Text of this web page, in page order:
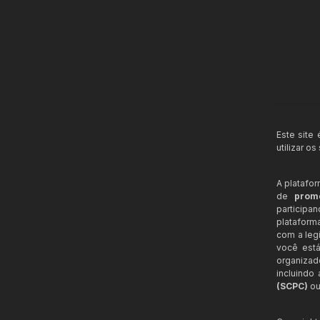
Este site
utilizar os
A
de
com a
você
incluindo
(SCPC)